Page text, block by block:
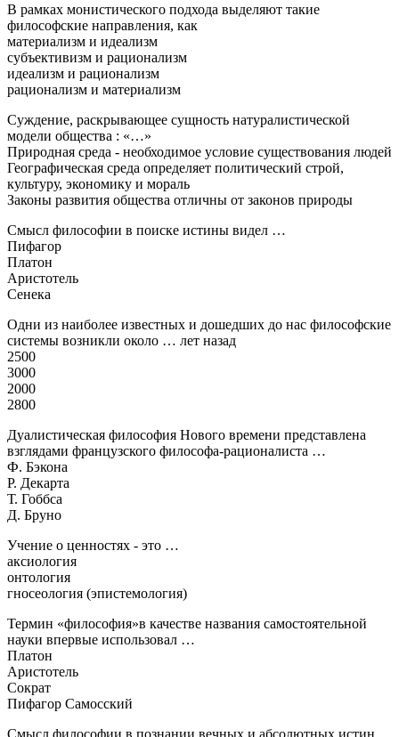
В рамках монистического подхода выделяют такие
философские направления, как
материализм и идеализм
субъективизм и рационализм
идеализм и рационализм
рационализм и материализм
Суждение, раскрывающее сущность натуралистической
модели общества : «…»
Природная среда - необходимое условие существования людей
Географическая среда определяет политический строй,
культуру, экономику и мораль
Законы развития общества отличны от законов природы
Смысл философии в поиске истины видел …
Пифагор
Платон
Аристотель
Сенека
Одни из наиболее известных и дошедших до нас философские
системы возникли около … лет назад
2500
3000
2000
2800
Дуалистическая философия Нового времени представлена
взглядами французского философа-рационалиста …
Ф. Бэкона
Р. Декарта
Т. Гоббса
Д. Бруно
Учение о ценностях - это …
аксиология
онтология
гносеология (эпистемология)
Термин «философия»в качестве названия самостоятельной
науки впервые использовал …
Платон
Аристотель
Сократ
Пифагор Самосский
Смысл философии в познании вечных и абсолютных истин